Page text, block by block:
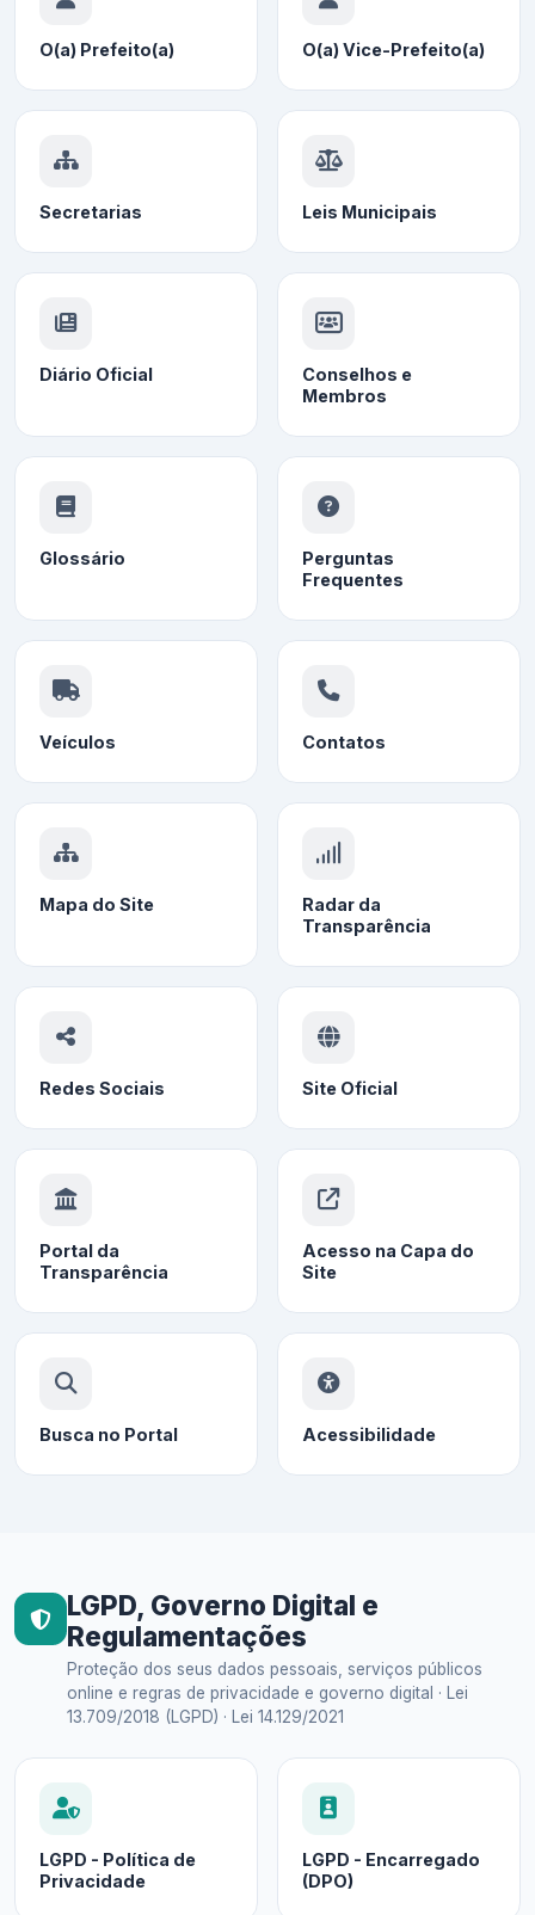
O(a) Prefeito(a) O(a) Vice-Prefeito(a)
Secretarias Leis Municipais
Diário Oficial
Conselhos e
Membros
Glossário
Perguntas
Frequentes
Veículos Contatos
Mapa do Site
Radar da
Transparência
Redes Sociais Site Oficial
Portal da
Transparência
Acesso na Capa do
Site
Busca no Portal Acessibilidade
LGPD, Governo Digital e
Regulamentações
Proteção dos seus dados pessoais, serviços públicos
online e regras de privacidade e governo digital · Lei
13.709/2018 (LGPD) · Lei 14.129/2021
LGPD - Política de
Privacidade
LGPD - Encarregado
(DPO)